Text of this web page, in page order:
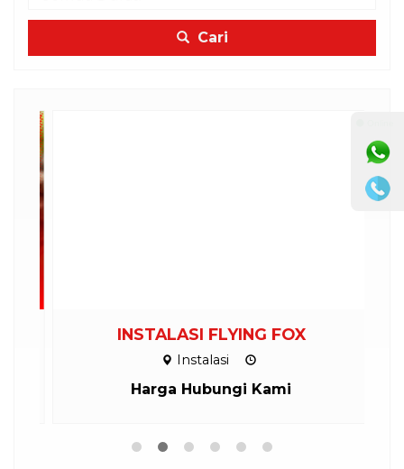
Cari
INSTALASI FLYING FOX
Instalasi
Harga Hubungi Kami